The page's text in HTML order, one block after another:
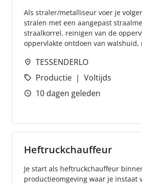
Als straler/metalliseur voer je
stralen met een aangepast
straalkorrel. reinigen van de
oppervlakte ontdoen van walshuid,
TESSENDERLO
Productie
Voltijds
10 dagen geleden
Heftruckchauffeur
Je start als heftruckchauffeur
productieomgeving waar je instaat